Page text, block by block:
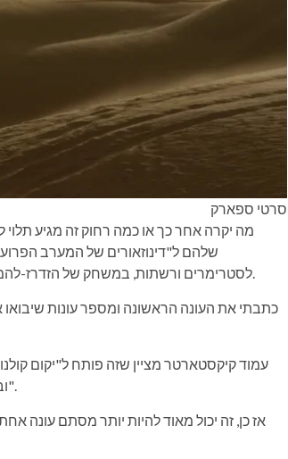
סרטי ספארק
מה יקרה אחר כך או כמה רחוק זה מגיע תלוי
שלהם ל"דינוזאורים של המערב
לסטרימרים ורשתות, במשחק של הזדרז-להמתין, הם החליטו לקחת אותו ישירות למעריצים בתקווה להזיז את הדברים.
עמוד קיקסטארטר מציין שזה פותח ל"יקום
ובני אדם התקיימו זה לצד זה במשך דורות". הוא גם טוען ש"זו רק ההתחלה".
אז כן, זה יכול מאוד להיות יותר מסתם עונה